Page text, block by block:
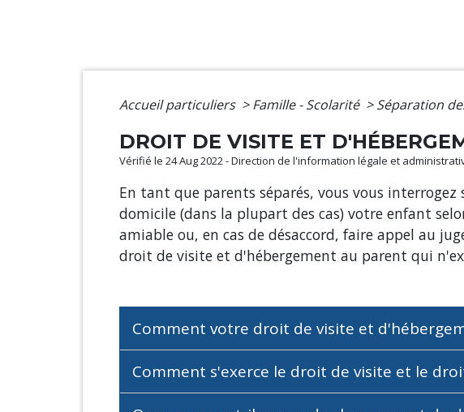
Accueil particuliers > Famille - Scolarité > Séparation
DROIT DE VISITE ET
Vérifié le 24 Aug 2022 - Direction de l'information légale et
En tant que parents séparés, vous vous
domicile (dans la plupart des cas) votre enfant
amiable ou, en cas de désaccord, faire appel au
droit de visite et d'hébergement au parent qui
Comment votre droit de visite et
Comment s'exerce le droit de visite et le